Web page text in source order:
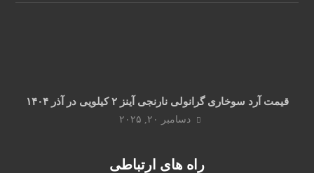
قیمت آرد سوخاری گرانولی نارنجی آینز ۲ کیلویی در آذر ۱۴۰۴
دسامبر ۲۰, ۲۰۲۵
راه های ارتباطی